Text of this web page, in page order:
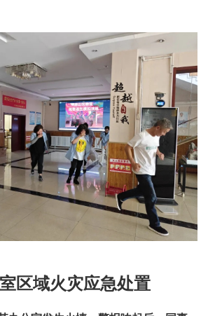
区域火灾应急处置